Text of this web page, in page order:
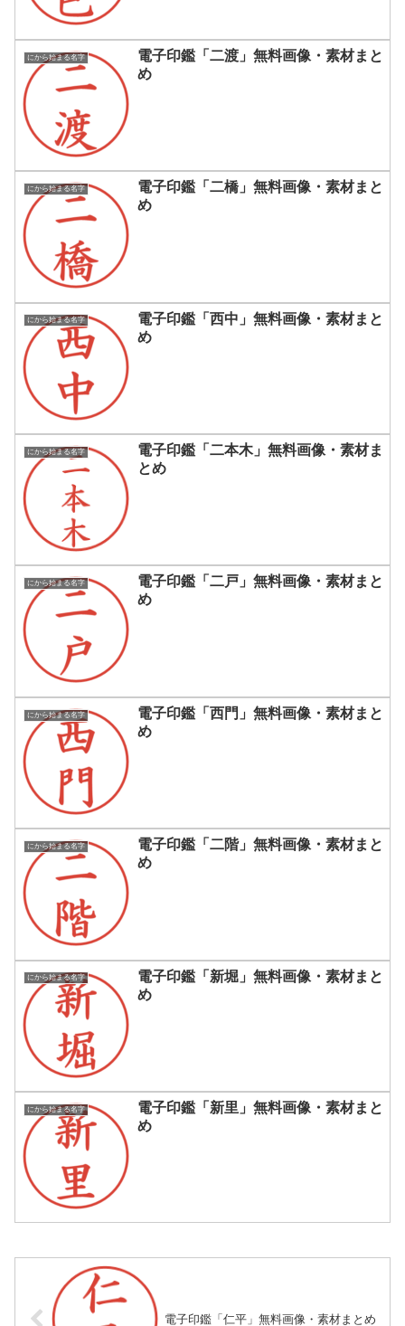
にから始まる名字
電子印鑑「二渡」無料画像・素材まと
め
にから始まる名字
電子印鑑「二橋」無料画像・素材まと
め
にから始まる名字
電子印鑑「西中」無料画像・素材まと
め
にから始まる名字
電子印鑑「二本木」無料画像・素材ま
とめ
にから始まる名字
電子印鑑「二戸」無料画像・素材まと
め
にから始まる名字
電子印鑑「西門」無料画像・素材まと
め
にから始まる名字
電子印鑑「二階」無料画像・素材まと
め
にから始まる名字
電子印鑑「新堀」無料画像・素材まと
め
にから始まる名字
電子印鑑「新里」無料画像・素材まと
め
電子印鑑「仁平」無料画像・素材まとめ